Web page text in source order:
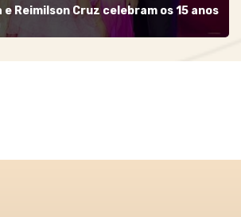
e Reimilson Cruz celebram os 15 anos